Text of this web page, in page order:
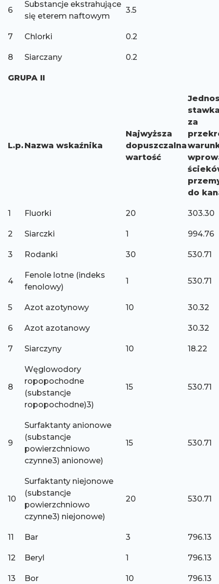
6
Substancje ekstrahujące
się eterem naftowym
3.5
7 Chlorki 0.2
8 Siarczany 0.2
GRUPA II
L.p. Nazwa wskaźnika
Najwyższa
dopuszczalna
wartość
za
do
1 Fluorki 20 303.30
2 Siarczki 1 994.76
3 Rodanki 30 530.71
4
Fenole lotne (indeks
fenolowy)
1 530.71
5 Azot azotynowy 10 30.32
6 Azot azotanowy 30.32
7 Siarczyny 10 18.22
8
Węglowodory
ropopochodne
(substancje
ropopochodne)3)
15 530.71
9
Surfaktanty anionowe
(substancje
powierzchniowo
czynne3) anionowe)
15 530.71
10
Surfaktanty niejonowe
(substancje
powierzchniowo
czynne3) niejonowe)
20 530.71
11 Bar 3 796.13
12 Beryl 1 796.13
13 Bor 10 796.13